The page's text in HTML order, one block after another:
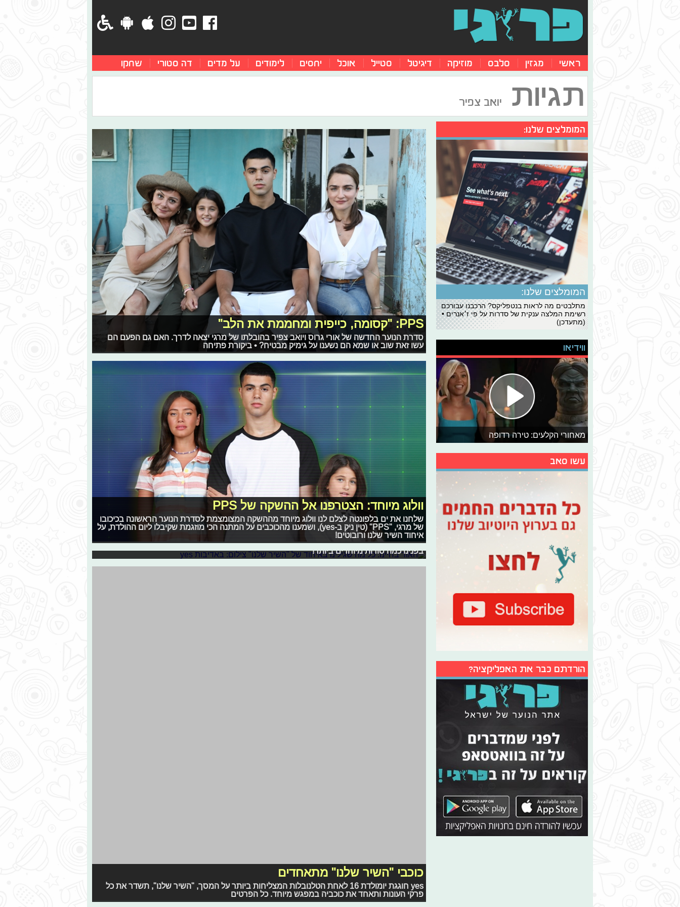
ראשי מגזין סלבס מוזיקה דיגיטל סטייל אוכל יחסים לימודים על מדים דה סטורי שחקו
תגיות יואב צפיר
PPS: "קסומה, כייפית ומחממת את הלב"
סדרת הנוער החדשה של אורי גרוס ויואב צפיר בהובלתו של מרגי יצאה לדרך. האם גם הפעם הם
עשו זאת שוב או שמא הם נשענו על גימיק מבטיח? • ביקורת פתיחה
וולוג מיוחד: הצטרפנו אל ההשקה של PPS
שלחנו את ים בלפונטה לצלם לנו וולוג מיוחד מההשקה המצומצמת לסדרת הנוער הראשונה בכיכובו
של מרגי, "PPS" (טין ניק ב-yes), ושמענו מהכוכבים על המתנה הכי מוזגמת שקיבלו ליום ההולדת, על
איחוד השיר שלנו ורובוטים!
האור בחיינו: כל מה שגילינו באיחוד של "השיר שלנו"
קאמבק אמיתי, פחד של דיירי האח וסירוב לאיחוד - הלייב של כוכבי "השיר שלנו" הצליח לחשוף
בפנינו כמה סודות מיוחדים ביותר!
כוכבי "השיר שלנו" מתאחדים
yes חוגגת יומולדת 16 לאחת הטלנובלות המצליחות ביותר על המסך, "השיר שלנו", תשדר את כל
פרקי העונות ותאחד את כוכביה במפגש מיוחד. כל הפרטים
המומלצים שלנו:
המומלצים שלנו:
מתלבטים מה לראות בנטפליקס? הרכבנו עבורכם
רשימת המלצה ענקית של סדרות על פי ז׳אנרים •
(מתעדכן)
ווידיאו
מאחורי הקלעים: טירה רדופה
עשו סאב
הורדתם כבר את האפליקציה?